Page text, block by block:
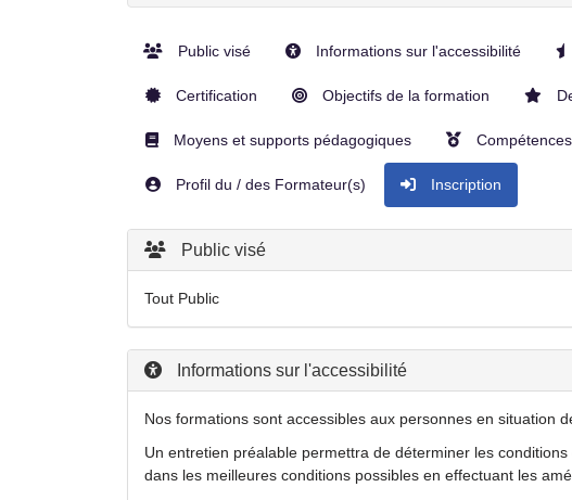
Public visé Informations sur l'accessibilité
Certification Objectifs de la formation
Moyens et supports pédagogiques
Profil du / des Formateur(s) Inscription
Public visé
Tout Public
Informations sur l'accessibilité
Nos formations sont accessibles aux personnes en situation
Un entretien préalable permettra de déterminer les
dans les meilleures conditions possibles en effectuant les